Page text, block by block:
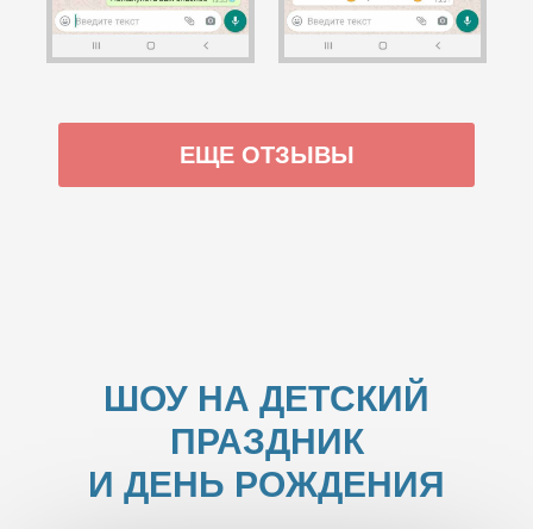
ЕЩЕ ОТЗЫВЫ
ШОУ НА ДЕТСКИЙ
ПРАЗДНИК
И ДЕНЬ РОЖДЕНИЯ